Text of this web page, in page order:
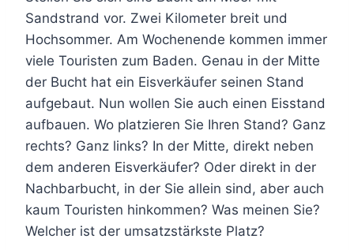
Sandstrand vor. Zwei Kilometer breit und
Hochsommer. Am Wochenende kommen immer
viele Touristen zum Baden. Genau in der Mitte
der Bucht hat ein Eisverkäufer seinen Stand
aufgebaut. Nun wollen Sie auch einen Eisstand
aufbauen. Wo platzieren Sie Ihren Stand? Ganz
rechts? Ganz links? In der Mitte, direkt neben
dem anderen Eisverkäufer? Oder direkt in der
Nachbarbucht, in der Sie allein sind, aber auch
kaum Touristen hinkommen? Was meinen Sie?
Welcher ist der umsatzstärkste Platz?